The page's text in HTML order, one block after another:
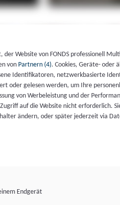
Website von FONDS professionell
von Partnern (4). Cookies, Geräte- oder
Identifikatoren, netzwerkbasierte
oder gelesen werden, um Ihre
von Werbeleistung und der
auf die Website nicht erforderlich.
ändern, oder später jederzeit via
Endgerät